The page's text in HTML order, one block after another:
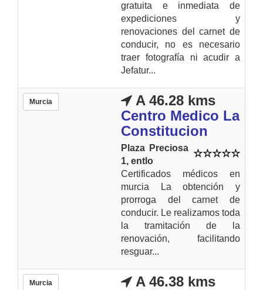
gratuita e inmediata de
expediciones y
renovaciones del carnet de
conducir, no es necesario
traer fotografía ni acudir a
Jefatur...
Murcia
A 46.28 kms
Centro Medico La
Constitucion
Plaza Preciosa
1, entlo
Certificados médicos en
murcia La obtención y
prorroga del carnet de
conducir. Le realizamos toda
la tramitación de la
renovación, facilitando
resguar...
Murcia
A 46.38 kms